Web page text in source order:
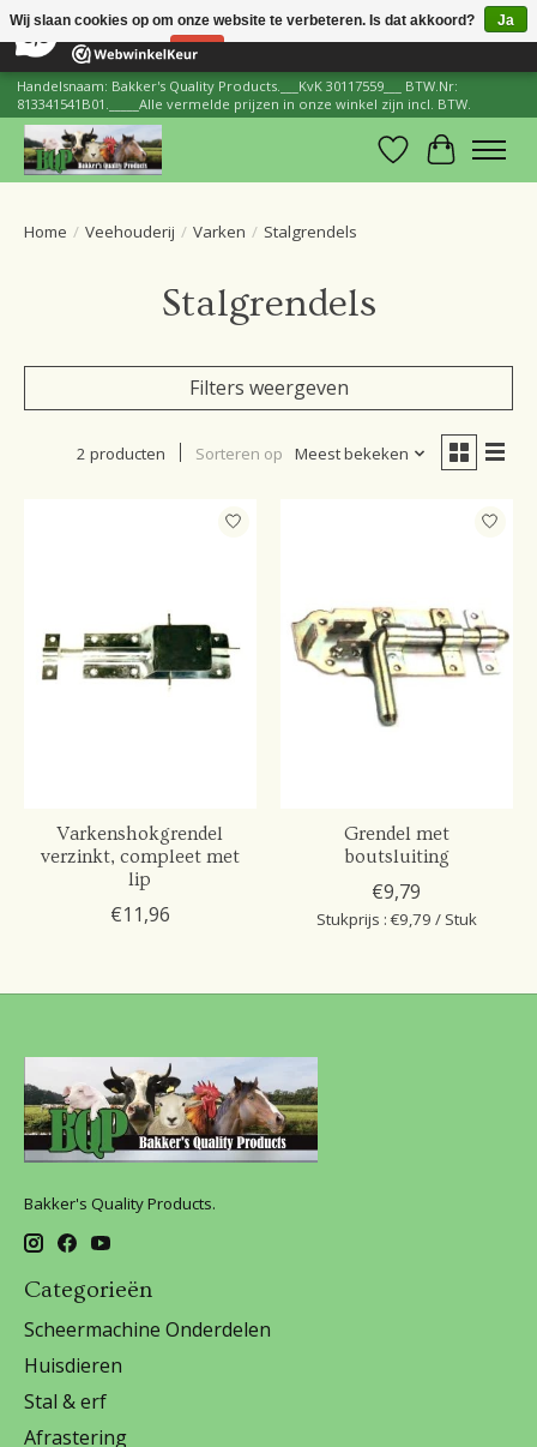
206 Reviews ×
Handelsnaam: Bakker's Quality Products.___KvK 30117559___ BTW.Nr:
813341541B01._____Alle vermelde prijzen in onze winkel zijn incl. BTW.
Verlanglijst
Home / Veehouderij / Varken / Stalgrendels
Stalgrendels
Filters weergeven
2 producten Sorteren op Meest bekeken
Varkenshokgrendel
verzinkt, compleet met
lip
€11,96
Grendel met
boutsluiting
€9,79
Stukprijs : €9,79 / Stuk
Bakker's Quality Products.
Categorieën
Scheermachine Onderdelen
Huisdieren
Stal & erf
Afrastering
Wij slaan cookies op om onze website te verbeteren. Is dat akkoord?
Ja
Nee